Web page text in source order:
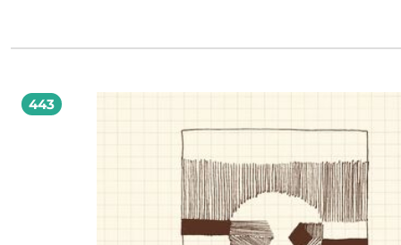
naukowego / etycznego punktu widzenia uzasadnione? Dlaczego polowanie
odgrywa(ło) myślistwo w kulturze ludowej? Jakie myślistwu towarzyszą mity,
i uprzedzenia? Dlaczego polowanie i towarzyszące mu obrzędy można uznać
rodzaj niezaplanowanego wyrafinowanego performance’u („teatru śmierci”)?
polowania prezentują pisarze / reżyserzy / malarze / autorzy tekstów piosenek?
Zapewne nie udało się w wyczerpujący sposób odpowiedzieć na wszystkie
pytania. Warto jednak zwrócić uwagę na wspólny mianownik aksjologiczno-
łączący większość zamieszczonych tutaj rozważań, polemik, refleksji, ocen i
Jest nim zdecydowany sprzeciw moralny wobec praktykowanego we
świecie łowiectwa dla rozrywki i sportu, czyli przyjemności. Zwłaszcza biolodzy
skutecznie, bo z udziałem wiedzy empirycznej, demaskują hipokryzję
obalają wciąż pokutujący w potocznej świadomości mit o tym, że polowanie
wyższą koniecznością sprzyjającą kontroli populacji dzikich zwierząt.
443